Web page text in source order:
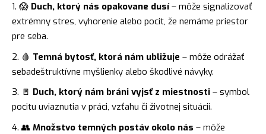
😱 Duch, ktorý nás opakovane dusí– môže signalizovať
extrémny stres, vyhorenie alebo pocit, že nemáme priestor
pre seba.
🩸 Temná bytosť, ktorá nám ubližuje – môže odrážať
sebadeštruktívne myšlienky alebo škodlivé návyky.
🚪 Duch, ktorý nám bráni vyjsť z miestnosti – symbol
pocitu uviaznutia v práci, vzťahu či životnej situácii.
👥 Množstvo temných postáv okolo nás – môže